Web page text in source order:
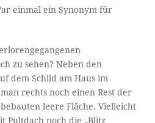
einmal ein Synonym für
zu sehen? Neben den
dem Schild am Haus im
rechts noch einen Rest der
leere Fläche. Vielleicht
Pultdach noch die „Blitz